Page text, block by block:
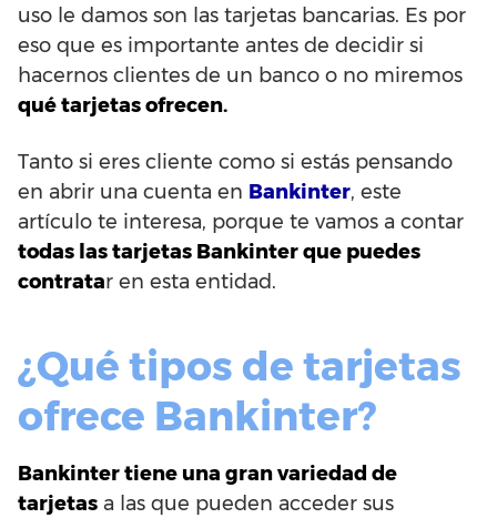
uso le damos son las tarjetas bancarias. Es por
eso que es importante antes de decidir si
hacernos clientes de un banco o no miremos
qué tarjetas ofrecen.
Tanto si eres cliente como si estás pensando
en abrir una cuenta en Bankinter, este
artículo te interesa, porque te vamos a contar
todas las tarjetas Bankinter que puedes
contratar en esta entidad.
¿Qué tipos de tarjetas
ofrece Bankinter?
Bankinter tiene una gran variedad de
tarjetas a las que pueden acceder sus